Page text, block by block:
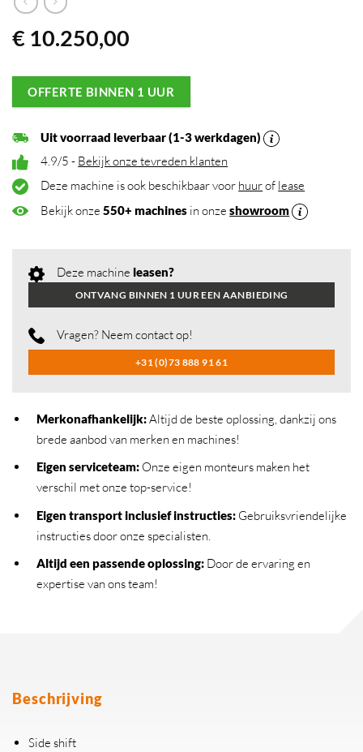
€ 10.250,00
OFFERTE BINNEN 1 UUR
Uit voorraad leverbaar (1-3 werkdagen)
4.9/5 - Bekijk onze tevreden klanten
Deze machine is ook beschikbaar voor huurof lease
Bekijk onze550+ machines in onzeshowroom
Deze machine leasen?
ONTVANG BINNEN 1 UUR EEN AANBIEDING
Vragen? Neem contact op!
+31 (0)73 888 91 61
Merkonafhankelijk:Altijd de beste oplossing, dankzij ons
brede aanbod van merken en machines!
Eigen serviceteam:Onze eigen monteurs maken het
verschil met onze top-service!
Eigen transport inclusief instructies:Gebruiksvriendelijke
instructies door onze specialisten.
Altijd een passende oplossing:Door de ervaring en
expertise van ons team!
Beschrijving
Side shift